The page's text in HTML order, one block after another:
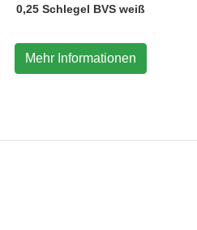
0,25 Schlegel BVS weiß
Mehr Informationen